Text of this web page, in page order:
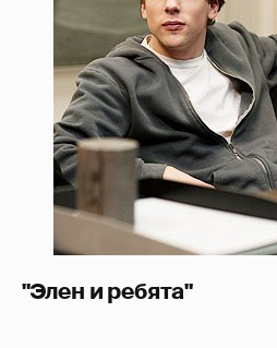
"Элен и ребята"